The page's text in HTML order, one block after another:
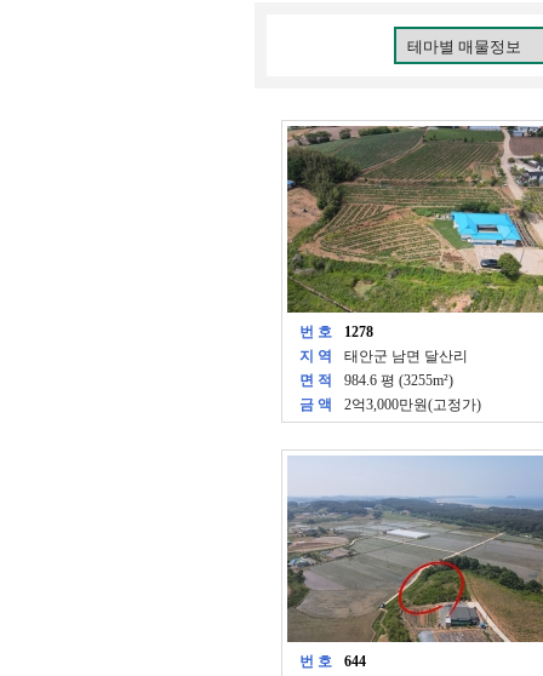
번 호
1278
지 역
태안군 남면 달산리
면 적
984.6 평 (3255m²)
금 액
2억3,000만원(고정가)
번 호
644